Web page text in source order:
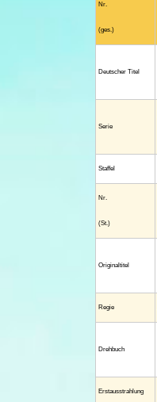
Nr.
(ges.)
Deutscher Titel
Serie
Staffel
Nr.
(St.)
Original­titel
Regie
Drehbuch
Erstaus­strahlung